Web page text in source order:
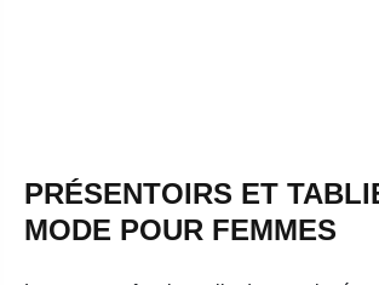
PRÉSENTOIRS ET
MODE POUR FEMMES